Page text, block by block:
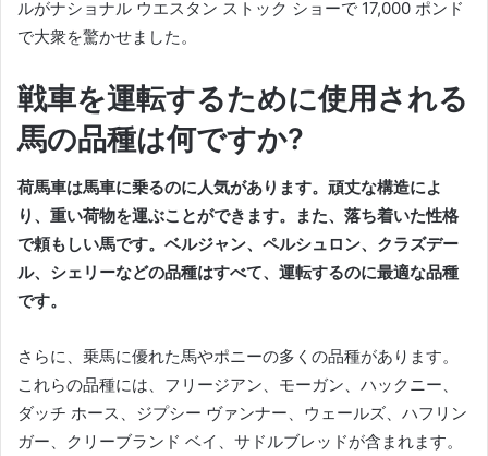
ルがナショナル ウエスタン ストック ショーで 17,000 ポンド
で大衆を驚かせました。
戦車を運転するために使用される
馬の品種は何ですか?
荷馬車は馬車に乗るのに人気があります。 頑丈な構造によ
り、重い荷物を運ぶことができます。
また、落ち着いた性格
で頼もしい馬です。 ベルジャン、ペルシュロン、クラズデー
ル、シェリーなどの品種はすべて、運転するのに最適な品種
です。
さらに、乗馬に優れた馬やポニーの多くの品種があります。
これらの品種には、フリージアン、モーガン、ハックニー、
ダッチ ホース、ジプシー ヴァンナー、ウェールズ、ハフリン​​
ガー、クリーブランド ベイ、サドルブレッドが含まれます。